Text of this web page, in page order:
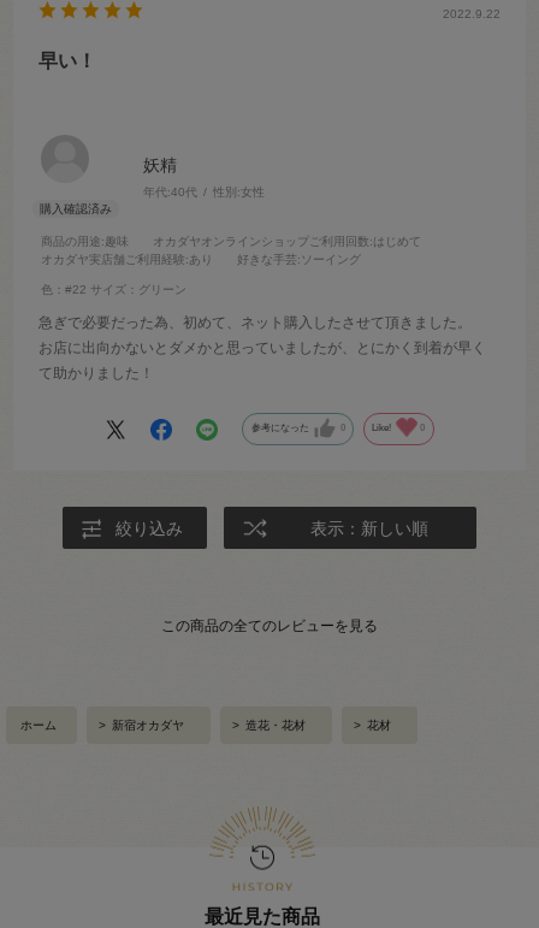
妖精
年代:40代 性別:女性
商品の用途:趣味 オカダヤオンラインショップご利用回数:はじめて
オカダヤ実店舗ご利用経験:あり 好きな手芸:ソーイング
色：#22 サイズ：グリーン
2022.9.22
早い！
急ぎで必要だった為、初めて、ネット購入したさせて頂きました。
お店に出向かないとダメかと思っていましたが、とにかく到着が早く
て助かりました！
参考になった 0 Like! 0
絞り込み 表示：新しい順
この商品の全てのレビューを見る
ホーム > 新宿オカダヤ > 造花・花材 > 花材
最近見た商品